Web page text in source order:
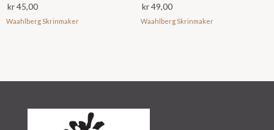
kr45,00
Waahlberg Skrinmaker
kr49,00
Waahlberg Skrinmaker